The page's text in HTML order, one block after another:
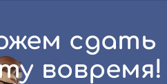
сдать
вовремя!